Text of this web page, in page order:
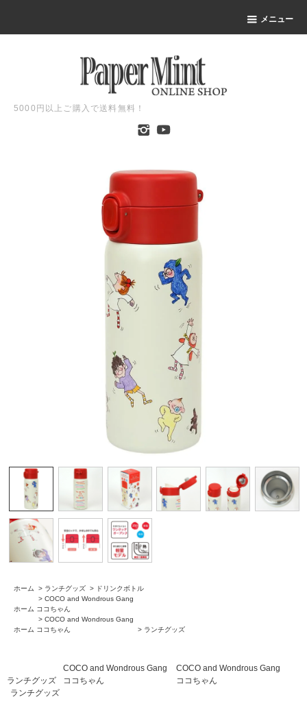
メニュー
5000円以上ご購入で送料無料！
ホーム > ランチグッズ > ドリンクボトル
ホーム
> COCO and Wondrous Gang
ココちゃん
ホーム
> COCO and Wondrous Gang
ココちゃん
> ランチグッズ
ランチグッズ
COCO and Wondrous Gang
ココちゃん
COCO and Wondrous Gang
ココちゃん
ランチグッズ